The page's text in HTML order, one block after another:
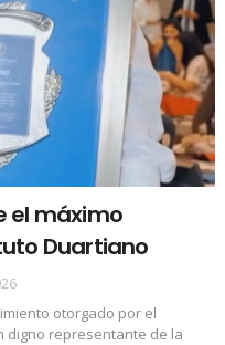
el máximo
Duartiano
otorgado por el
digno representante de la